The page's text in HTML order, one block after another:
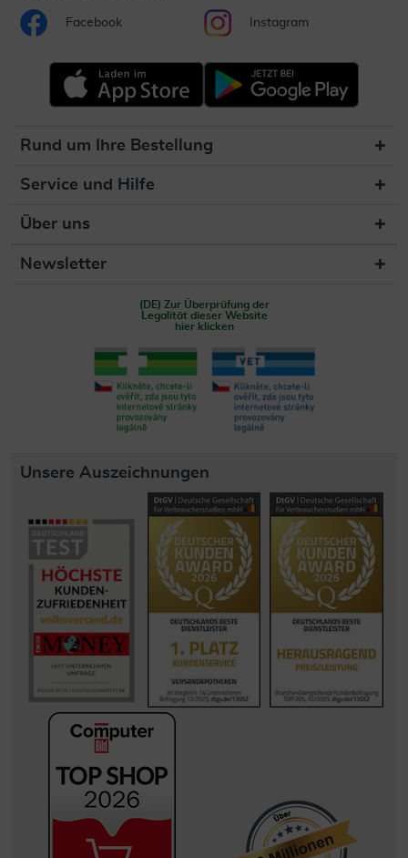
Facebook Instagram
Rund um Ihre Bestellung
Service und Hilfe
Über uns
Newsletter
(DE) Zur Überprüfung der
Legalität dieser Website
hier klicken
Unsere Auszeichnungen